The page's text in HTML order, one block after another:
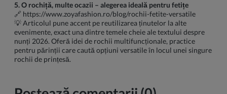
5. O rochiță, multe ocazii – alegerea ideală pentru fetițe
🔗 https://www.zoyafashion.ro/blog/rochii-fetite-versatile
💡 Articolul pune accent pe reutilizarea ținutelor la alte
evenimente, exact una dintre temele cheie ale textului despre
nunți 2026. Oferă idei de rochii multifuncționale, practice
pentru părinții care caută opțiuni versatile în locul unei singure
rochii de prințesă.